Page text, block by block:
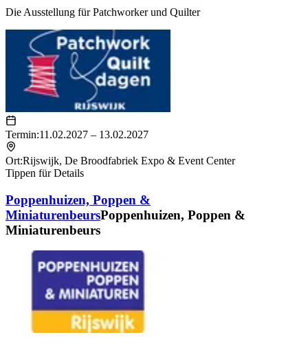
Die Ausstellung für Patchworker und Quilter
Termin:11.02.2027 – 13.02.2027
Ort:Rijswijk, De Broodfabriek Expo & Event Center
Tippen für Details
Poppenhuizen, Poppen &
MiniaturenbeursPoppenhuizen, Poppen &
Miniaturenbeurs